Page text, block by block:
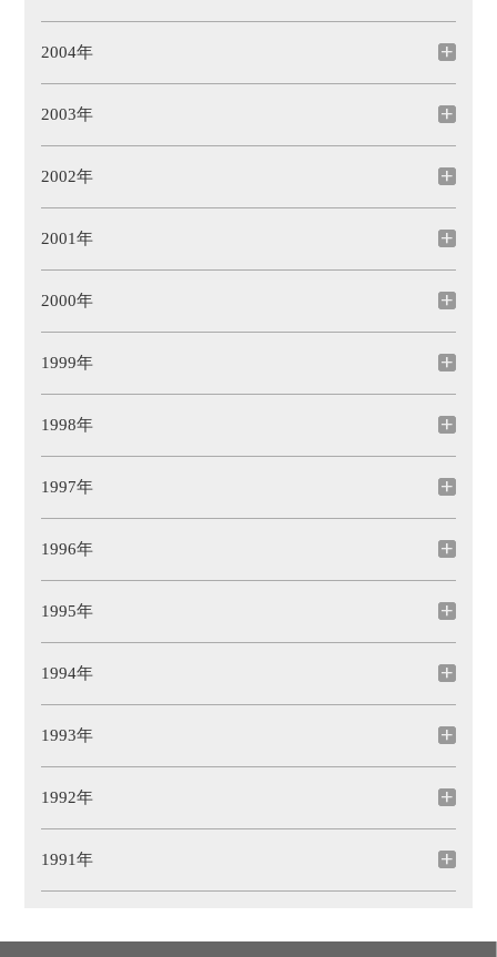
2004年
2003年
2002年
2001年
2000年
1999年
1998年
1997年
1996年
1995年
1994年
1993年
1992年
1991年